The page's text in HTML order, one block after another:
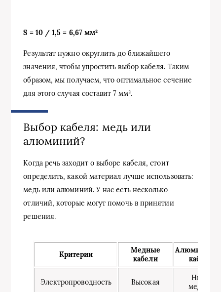
S = 10 / 1,5 = 6,67 мм²
Результат нужно округлить до ближайшего
значения, чтобы упростить выбор кабеля. Таким
образом, мы получаем, что оптимальное сечение
для этого случая составит 7 мм².
Выбор кабеля: медь или
алюминий?
Когда речь заходит о выборе кабеля, стоит
определить, какой материал лучше использовать:
медь или алюминий. У нас есть несколько
отличий, которые могут помочь в принятии
решения.
Критерии
Медные
кабели
кабели
Электропроводность Высокая
Ниже
медной